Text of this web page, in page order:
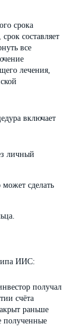
срока
составляет
все
лечения,
включает
личный
сделать
ИИС:
получал
счёта
раньше
полученные